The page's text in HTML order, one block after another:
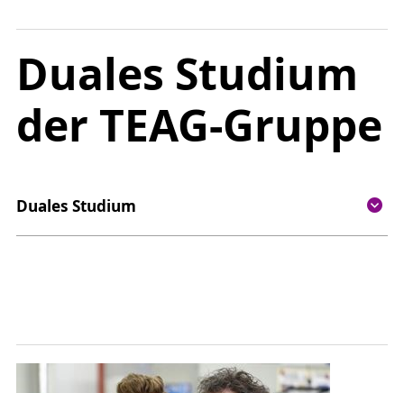
Duales Studium
der TEAG-Gruppe
Duales Studium